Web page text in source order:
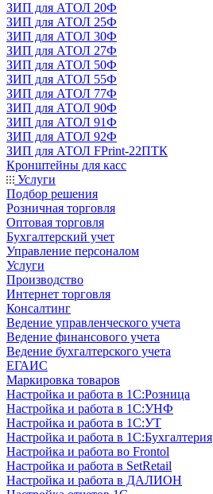
ЗИП для АТОЛ 20Ф
ЗИП для АТОЛ 25Ф
ЗИП для АТОЛ 30Ф
ЗИП для АТОЛ 27Ф
ЗИП для АТОЛ 50Ф
ЗИП для АТОЛ 55Ф
ЗИП для АТОЛ 77Ф
ЗИП для АТОЛ 90Ф
ЗИП для АТОЛ 91Ф
ЗИП для АТОЛ 92Ф
ЗИП для АТОЛ FPrint-22ПТК
Кронштейны для касс
Услуги
Подбор решения
Розничная торговля
Оптовая торговля
Бухгалтерский учет
Управление персоналом
Услуги
Производство
Интернет торговля
Консалтинг
Ведение управленческого учета
Ведение финансового учета
Ведение бухгалтерского учета
ЕГАИС
Маркировка товаров
Настройка и работа в 1С:Розница
Настройка и работа в 1С:УНФ
Настройка и работа в 1С:УТ
Настройка и работа в 1С:Бухгалтерия
Настройка и работа во Frontol
Настройка и работа в SetRetail
Настройка и работа в ДАЛИОН